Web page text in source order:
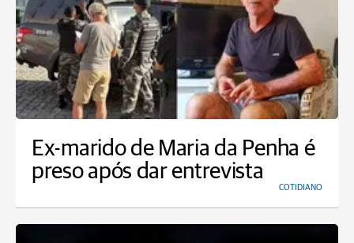
Ex-marido de Maria da Penha é
preso após dar entrevista
COTIDIANO